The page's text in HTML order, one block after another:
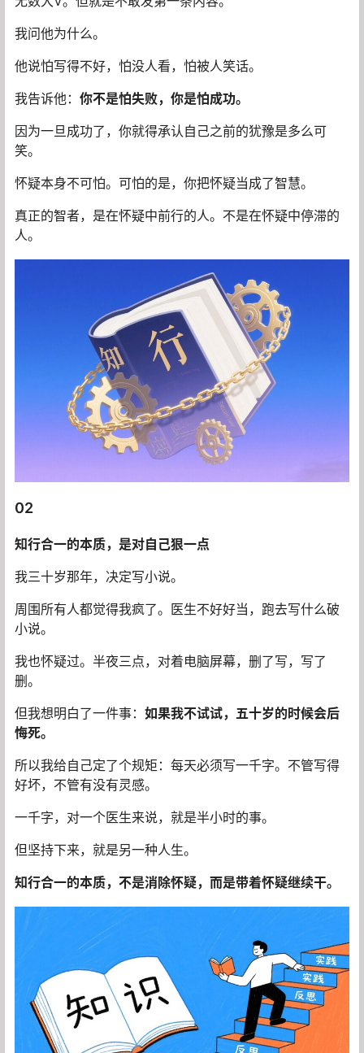
我问他为什么。
他说怕写得不好，怕没人看，怕被人笑话。
我告诉他： 你不是怕失败，你是怕成功。
因为一旦成功了，你就得承认自己之前的犹豫是多么可
笑。
怀疑本身不可怕。可怕的是，你把怀疑当成了智慧。
真正的智者，是在怀疑中前行的人。不是在怀疑中停滞的
人。
02
知行合一的本质，是对自己狠一点
我三十岁那年，决定写小说。
周围所有人都觉得我疯了。医生不好好当，跑去写什么破
小说。
我也怀疑过。半夜三点，对着电脑屏幕，删了写，写了
删。
但我想明白了一件事： 如果我不试试，五十岁的时候会后
悔死。
所以我给自己定了个规矩：每天必须写一千字。不管写得
好坏，不管有没有灵感。
一千字，对一个医生来说，就是半小时的事。
但坚持下来，就是另一种人生。
知行合一的本质，不是消除怀疑，而是带着怀疑继续干。